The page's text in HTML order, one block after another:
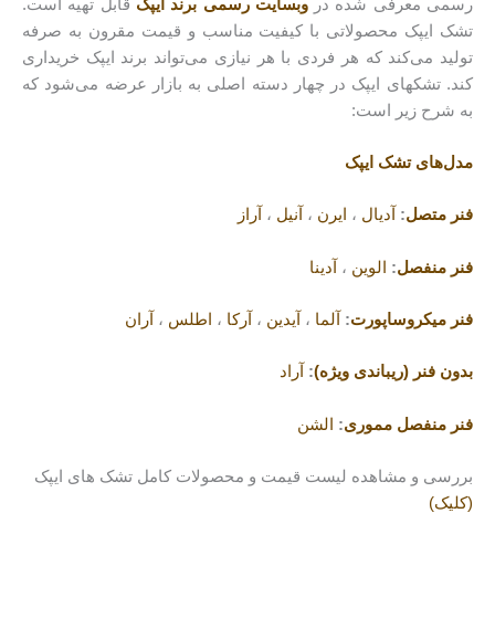
رسمی معرفی شده دروبسایت رسمی برند ایپک قابل تهیه است.
تشک ایپک محصولاتی با کیفیت مناسب و قیمت مقرون به صرفه
تولید می‌کند که هر فردی با هر نیازی می‌تواند برند ایپک خریداری
کند. تشکهای ایپک در چهار دسته اصلی به بازار عرضه می‌شود که
به شرح زیر است:
مدل‌های تشک ایپک
فنر متصل: آدیال ، ایرن ، آنیل ، آراز
فنر منفصل: الوین ، آدینا
فنر میکروساپورت: آلما ، آیدین ، آرکا ، اطلس ، آران
بدون فنر (ریباندی ویژه): آراد
فنر منفصل مموری: الشن
بررسی و مشاهده لیست قیمت و محصولات کامل تشک های ایپک
(کلیک)